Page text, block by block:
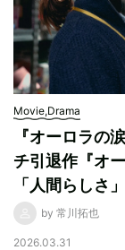
Movie,Drama
『オーロラの
チ引退作『オ
「人間らしさ
by 常川拓也
2026.03.31